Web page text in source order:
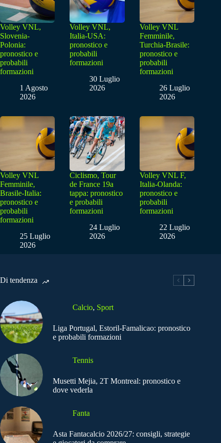
Volley VNL,
Slovenia-
Polonia:
pronostico e
probabili
formazioni
1 Agosto
2026
Volley VNL,
Italia-USA:
pronostico e
probabili
formazioni
30 Luglio
2026
Volley VNL
Femminile,
Turchia-Brasile:
pronostico e
probabili
formazioni
26 Luglio
2026
Volley VNL
Femminile,
Brasile-Italia:
pronostico e
probabili
formazioni
25 Luglio
2026
Ciclismo, Tour
de France 19a
tappa: pronostico
e probabili
formazioni
24 Luglio
2026
Volley VNL F,
Italia-Olanda:
pronostico e
probabili
formazioni
22 Luglio
2026
Di tendenza
Calcio, Sport
Liga Portugal, Estoril-Famalicao: pronostico
e probabili formazioni
Tennis
Musetti Mejia, 2T Montreal: pronostico e
dove vederla
Fanta
Asta Fantacalcio 2026/27: consigli, strategie